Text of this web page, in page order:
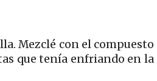
Mezclé con el compuesto
que tenía enfriando en la